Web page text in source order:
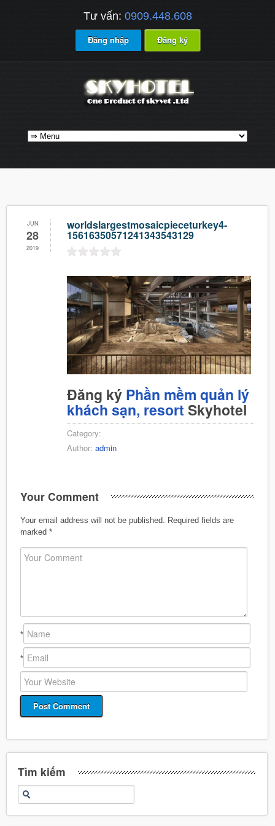
Tư vấn: 0909.448.608
Đăng nhập Đăng ký
JUN
28
2019
worldslargestmosaicpieceturkey4-
15616350571241343543129
Đăng ký Phần mềm quản lý
khách sạn, resort Skyhotel
Category:
Author: admin
Your Comment
Your email address will not be published.
Required fields are
marked *
*
*
Tìm kiếm